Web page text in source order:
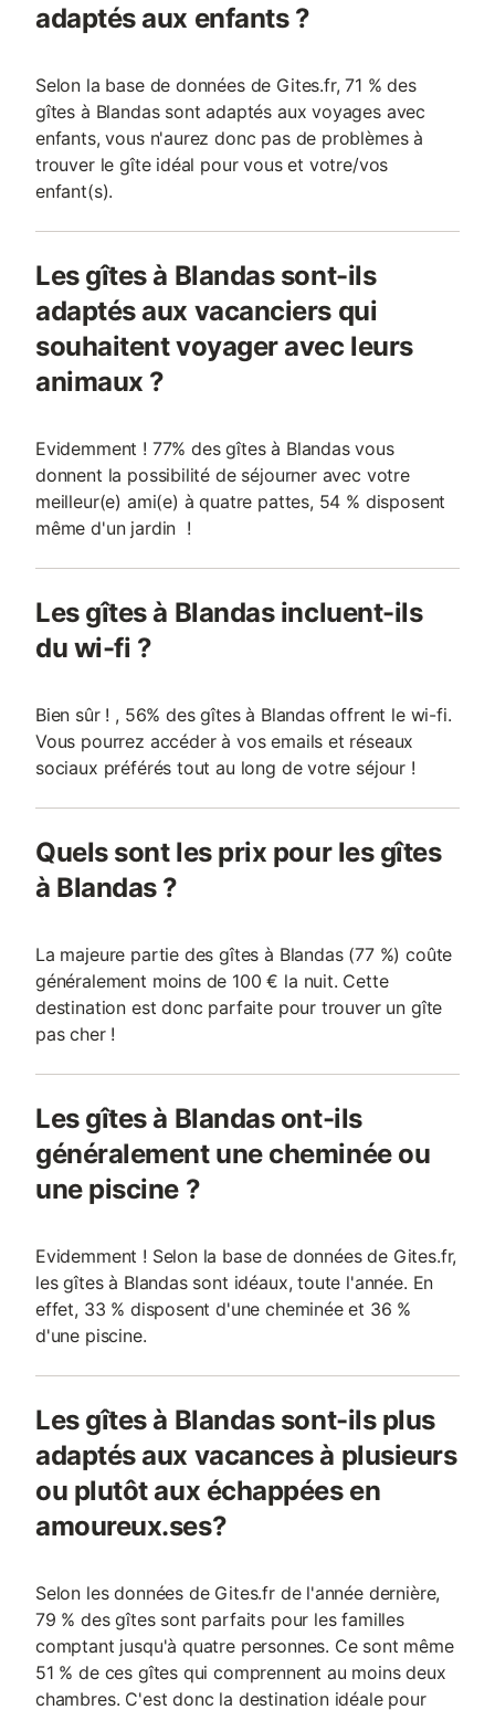
adaptés aux enfants ?
Selon la base de données de Gites.fr, 71 % des
gîtes à Blandas sont adaptés aux voyages avec
enfants, vous n'aurez donc pas de problèmes à
trouver le gîte idéal pour vous et votre/vos
enfant(s).
Les gîtes à Blandas sont-ils
adaptés aux vacanciers qui
souhaitent voyager avec leurs
animaux ?
Evidemment ! 77% des gîtes à Blandas vous
donnent la possibilité de séjourner avec votre
meilleur(e) ami(e) à quatre pattes, 54 % disposent
même d'un jardin !
Les gîtes à Blandas incluent-ils
du wi-fi ?
Bien sûr ! , 56% des gîtes à Blandas offrent le wi-fi.
Vous pourrez accéder à vos emails et réseaux
sociaux préférés tout au long de votre séjour !
Quels sont les prix pour les gîtes
à Blandas ?
La majeure partie des gîtes à Blandas (77 %) coûte
généralement moins de 100 € la nuit. Cette
destination est donc parfaite pour trouver un gîte
pas cher !
Les gîtes à Blandas ont-ils
généralement une cheminée ou
une piscine ?
Evidemment ! Selon la base de données de Gites.fr,
les gîtes à Blandas sont idéaux, toute l'année. En
effet, 33 % disposent d'une cheminée et 36 %
d'une piscine.
Les gîtes à Blandas sont-ils plus
adaptés aux vacances à plusieurs
ou plutôt aux échappées en
amoureux.ses?
Selon les données de Gites.fr de l'année dernière,
79 % des gîtes sont parfaits pour les familles
comptant jusqu'à quatre personnes. Ce sont même
51 % de ces gîtes qui comprennent au moins deux
chambres. C'est donc la destination idéale pour